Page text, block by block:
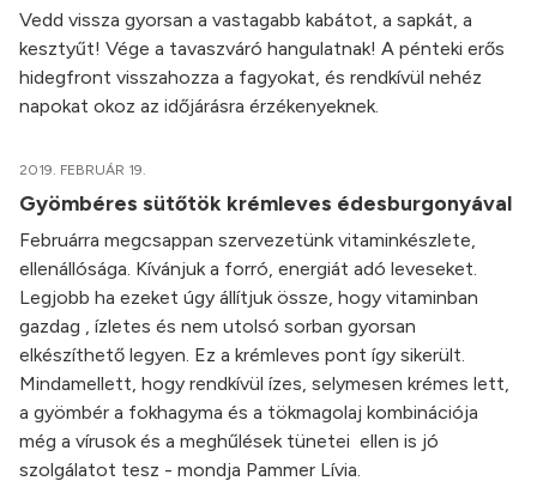
Vedd vissza gyorsan a vastagabb kabátot, a sapkát, a
kesztyűt! Vége a tavaszváró hangulatnak! A pénteki erős
hidegfront visszahozza a fagyokat, és rendkívül nehéz
napokat okoz az időjárásra érzékenyeknek.
2019. FEBRUÁR 19.
Gyömbéres sütőtök krémleves édesburgonyával
Februárra megcsappan szervezetünk vitaminkészlete,
ellenállósága. Kívánjuk a forró, energiát adó leveseket.
Legjobb ha ezeket úgy állítjuk össze, hogy vitaminban
gazdag , ízletes és nem utolsó sorban gyorsan
elkészíthető legyen. Ez a krémleves pont így sikerült.
Mindamellett, hogy rendkívül ízes, selymesen krémes lett,
a gyömbér a fokhagyma és a tökmagolaj kombinációja
még a vírusok és a meghűlések tünetei ellen is jó
szolgálatot tesz - mondja Pammer Lívia.